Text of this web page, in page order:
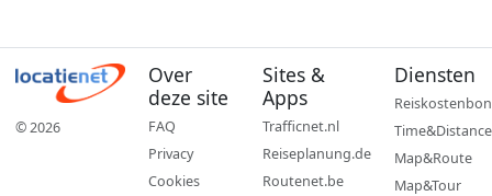
© 2026
Over
deze site
FAQ
Privacy
Cookies
Sites &
Apps
Trafficnet.nl
Reiseplanung.de
Routenet.be
Diensten
Reiskostenbon
Time&Distance
Map&Route
Map&Tour